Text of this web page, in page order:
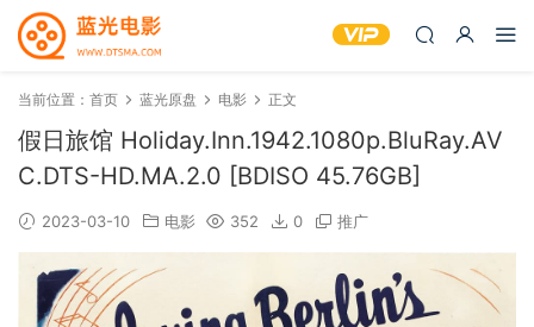
当前位置： 首页 蓝光原盘 电影 正文
假日旅馆 Holiday.Inn.1942.1080p.BluRay.AV
C.DTS-HD.MA.2.0 [BDISO 45.76GB]
2023-03-10 电影 352 0 推广